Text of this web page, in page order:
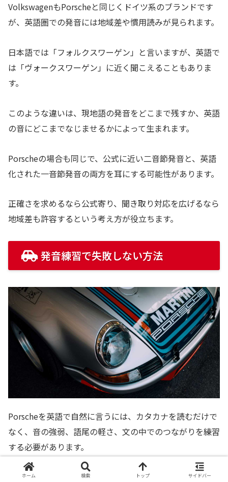
VolkswagenもPorscheと同じくドイツ系のブランドです
が、英語圏での発音には地域差や慣用読みが見られます。
日本語では「フォルクスワーゲン」と言いますが、英語で
は「ヴォークスワーゲン」に近く聞こえることもありま
す。
このような違いは、現地語の発音をどこまで残すか、英語
の音にどこまでなじませるかによって生まれます。
Porscheの場合も同じで、公式に近い二音節発音と、英語
化された一音節発音の両方を耳にする可能性があります。
正確さを求めるなら公式寄り、聞き取り対応を広げるなら
地域差も許容するという考え方が役立ちます。
発音練習で失敗しない方法
Porscheを英語で自然に言うには、カタカナを読むだけで
なく、音の強弱、語尾の軽さ、文の中でのつながりを練習
する必要があります。
ただし、難しい発音記号を最初から完璧に覚える必要はあ
ホーム 検索 トップ サイドバー